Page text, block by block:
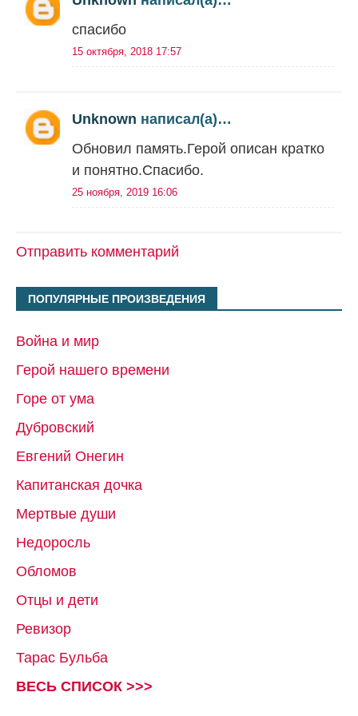
спасибо
15 октября, 2018 17:57
Unknown написал(а)…
Обновил память.Герой описан кратко
и понятно.Спасибо.
25 ноября, 2019 16:06
Отправить комментарий
ПОПУЛЯРНЫЕ ПРОИЗВЕДЕНИЯ
Война и мир
Герой нашего времени
Горе от ума
Дубровский
Евгений Онегин
Капитанская дочка
Мертвые души
Недоросль
Обломов
Отцы и дети
Ревизор
Тарас Бульба
ВЕСЬ СПИСОК >>>